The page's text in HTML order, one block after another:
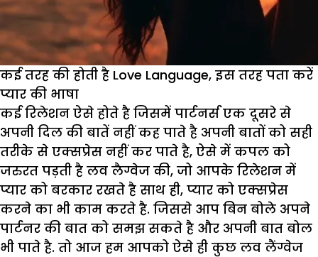
कई तरह की होती है Love Language, इस तरह पता करें
प्यार की भाषा
कई रिलेशन ऐसे होते है जिसमें पार्टनर्स एक दूसरे से
अपनी दिल की बातें नहीं कह पाते है अपनी बातों को सही
तरीके से एक्सप्रेस नहीं कर पाते है, ऐसे में कपल को
जरुरत पड़ती है लव लैग्वेज की, जो आपके रिलेशन में
प्यार को बरकार रखते है साथ ही, प्यार को एक्सप्रेस
करने का भी काम करते है. जिससे आप बिन बोले अपने
पार्टनर की बात को समझ सकते है और अपनी बात बोल
भी पाते है. तो आज हम आपको ऐसे ही कुछ लव लैंग्वेज